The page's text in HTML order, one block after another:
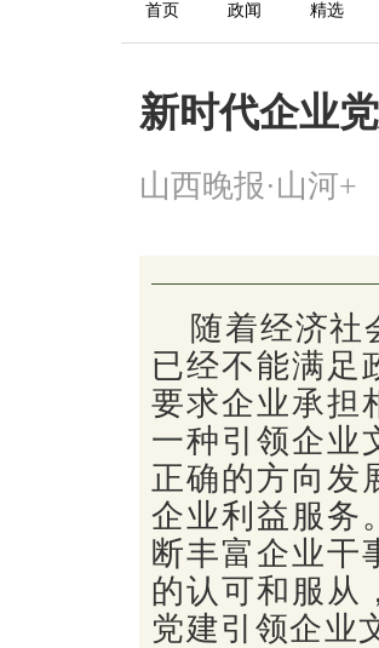
首页 政闻 精选
新时代企业
山西晚报·山河+
随着经济社
已经不能满足
要求企业承担
一种引领企业
正确的方向发
企业利益服务
断丰富企业干
的认可和服从
党建引领企业